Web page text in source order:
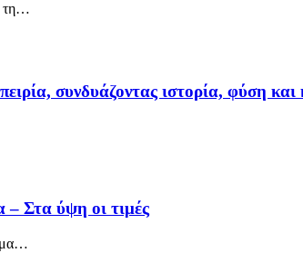
…
συνδυάζοντας ιστορία, φύση και
– Στα ύψη οι τιμές
…